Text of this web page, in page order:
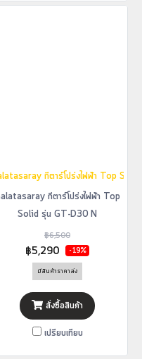
น GT-D30 ORGกีตาร์โปร่งไฟฟ้า Top
กีตาร์โปร่งไฟฟ้า Top
Solid รุ่น GT-D30 N
฿6,500
฿5,290 -19%
มีสินค้าราคาส่ง
สั่งซื้อสินค้า
เปรียบเทียบ